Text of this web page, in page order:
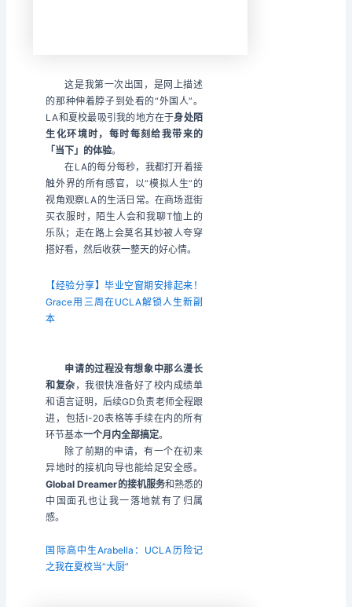
这是我第一次出国，是网上描述
的那种伸着脖子到处看的“外国人”。
LA和夏校最吸引我的地方在于身处陌
生化环境时，每时每刻给我带来的
「当下」的体验。
在LA的每分每秒，我都打开着接
触外界的所有感官，以“模拟人生”的
视角观察LA的生活日常。在商场逛街
买衣服时，陌生人会和我聊T恤上的
乐队；走在路上会莫名其妙被人夸穿
搭好看，然后收获一整天的好心情。
【经验分享】毕业空窗期安排起来！
Grace用三周在UCLA解锁人生新副
本
申请的过程没有想象中那么漫长
和复杂 ，我很快准备好了校内成绩单
和语言证明，后续GD负责老师全程跟
进，包括I-20表格等手续在内的所有
环节基本一个月内全部搞定。
除了前期的申请，有一个在初来
异地时的接机向导也能给足安全感。
Global Dreamer的接机服务和熟悉的
中国面孔也让我一落地就有了归属
感。
国际高中生Arabella：UCLA历险记
之我在夏校当“大厨”